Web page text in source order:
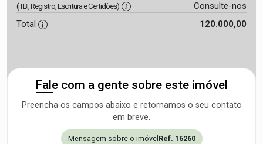
(ITBI, Registro, Escritura e Certidões)
Consulte-nos
Total
120.000,00
Fale com a gente sobre este imóvel
Preencha os campos abaixo e retornamos o seu contato
em breve.
Mensagem sobre o imóvel Ref. 16260